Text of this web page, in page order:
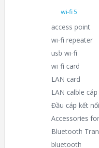
wi-fi 5
access point
wi-fi repeater
usb wi-fi
wi-fi card
LAN card
LAN calble
Đầu cáp kết nối
Accessories
Bluetooth
bluetooth